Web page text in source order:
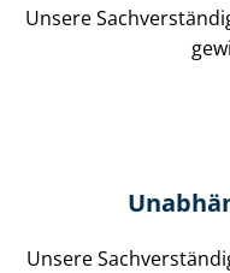
Unsere
Unsere